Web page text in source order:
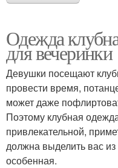
Одежда
для вечеринки
Девушки посещают
провести время,
может даже
Поэтому клубная
привлекательной,
должна выделить вас
особенная.